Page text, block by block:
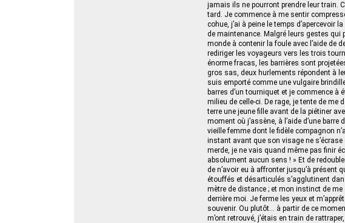
jamais ils ne pourront prendre leur train.
tard. Je commence à me sentir
cohue, j’ai à peine le temps
de maintenance. Malgré leurs gestes qui
monde à contenir la foule avec l’aide de
rediriger les voyageurs vers les trois
énorme fracas, les barrières sont
gros sas, deux hurlements répondent à
suis emporté comme une vulgaire
barres d’un tourniquet et je commence
milieu de celle‑ci. De rage, je tente de me
terre une jeune fille avant de la piétiner
moment où j’assène, à l’aide d’une
vieille femme dont le fidèle compagnon
instant avant que son visage ne
merde, je ne vais quand même pas finir
absolument aucun sens ! » Et de
de n’avoir eu à affronter jusqu’à présent
étouffés et désarticulés s’agglutinent
mètre de distance ; et mon instinct de
derrière moi. Je ferme les yeux et
souvenir. Ou plutôt… à partir de ce
m’ont retrouvé, j’étais en train de